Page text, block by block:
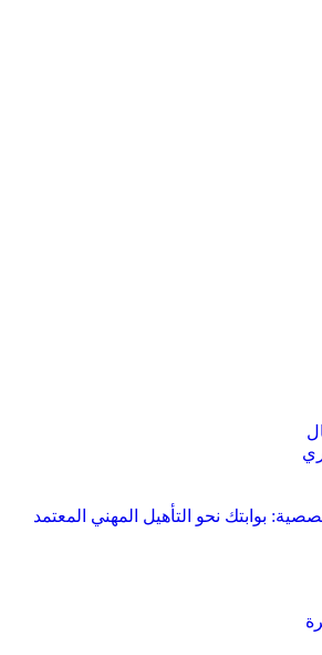
بوابتك نحو التأهيل المهني المعتمد